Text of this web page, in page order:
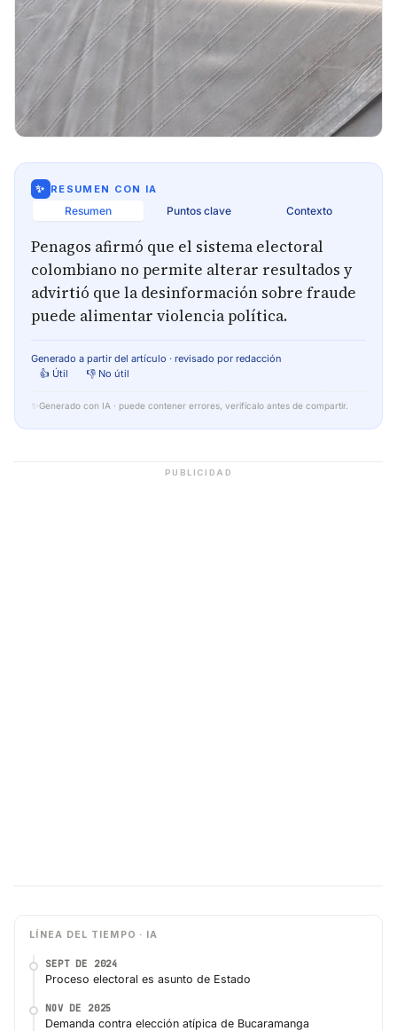
✨ RESUMEN CON IA
Resumen Puntos clave Contexto
Penagos afirmó que el sistema electoral
colombiano no permite alterar resultados y
advirtió que la desinformación sobre fraude
puede alimentar violencia política.
Generado a partir del artículo · revisado por redacción
👍 Útil
👎 No útil
✨ Generado con IA · puede contener errores, verifícalo antes de compartir.
PUBLICIDAD
LÍNEA DEL TIEMPO · IA
SEPT DE 2024
Proceso electoral es asunto de Estado
NOV DE 2025
Demanda contra elección atípica de Bucaramanga